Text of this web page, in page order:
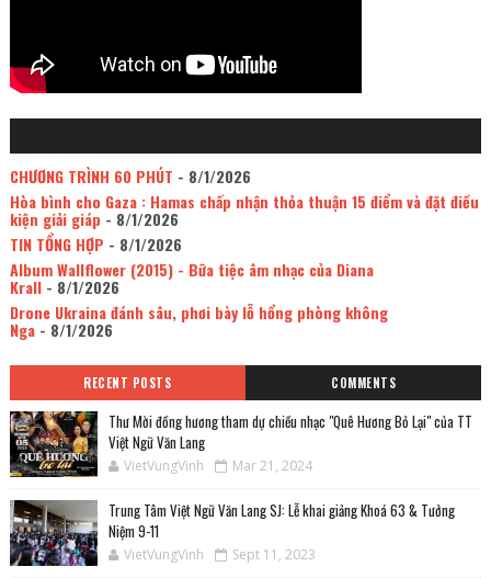
CHƯƠNG TRÌNH 60 PHÚT - 8/1/2026
Hòa bình cho Gaza : Hamas chấp nhận thỏa thuận 15 điểm và đặt điều
kiện giải giáp - 8/1/2026
TIN TỔNG HỢP - 8/1/2026
Album Wallflower (2015) - Bữa tiệc âm nhạc của Diana
Krall- 8/1/2026
Drone Ukraina đánh sâu, phơi bày lỗ hổng phòng không
Nga- 8/1/2026
RECENT POSTS COMMENTS
Thư Mời đồng hương tham dự chiều nhạc "Quê Hương Bỏ Lại" của TT
Việt Ngữ Văn Lang
VietVungVinh Mar 21, 2024
Trung Tâm Việt Ngữ Văn Lang SJ: Lễ khai giảng Khoá 63 & Tưởng
Niệm 9-11
VietVungVinh Sept 11, 2023